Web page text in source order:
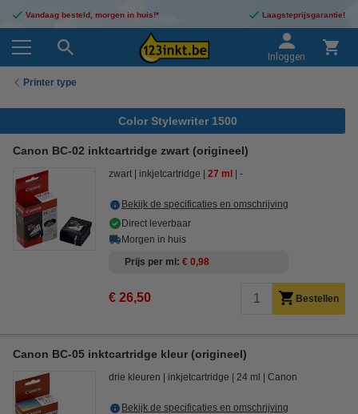
Vandaag besteld, morgen in huis!* Laagsteprijsgarantie!
Inloggen
Printer type
Color Stylewriter 1500
Canon BC-02 inktcartridge zwart (origineel)
zwart inkjetcartridge 27 ml -
Bekijk de specificaties en omschrijving
Direct leverbaar
Morgen in huis
Prijs per ml
€ 0,98
€ 26,50 Bestellen
Canon BC-05 inktcartridge kleur (origineel)
drie kleuren inkjetcartridge 24 ml Canon
Bekijk de specificaties en omschrijving